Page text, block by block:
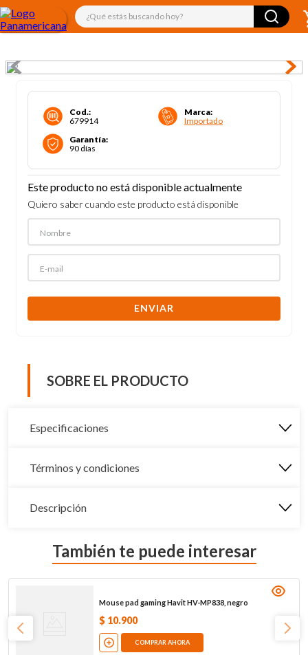
¿Qué estás buscando hoy?
Cod.:
679914
Marca:
Importado
Garantía:
90 días
Este producto no está disponible actualmente
Quiero saber cuando este producto está disponible
ENVIAR
SOBRE EL PRODUCTO
Especificaciones
Términos y condiciones
Descripción
También te puede interesar
Mouse pad gaming Havit HV-MP838, negro
$ 10.900
COMPRAR AHORA